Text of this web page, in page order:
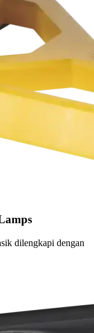
dilengkapi dengan